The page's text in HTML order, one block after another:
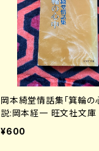
岡本綺堂情話集「箕輪の
説:岡本経一 旺文社文庫
¥600